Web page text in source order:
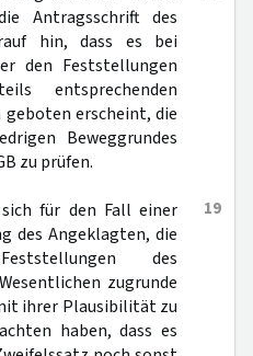
Antragsschrift des
hin, dass es bei
den Feststellungen
entsprechenden
erscheint, die
Beweggrundes
zu prüfen.
19
für den Fall einer
des Angeklagten, die
des
zugrunde
ihrer Plausibilität zu
haben, dass es